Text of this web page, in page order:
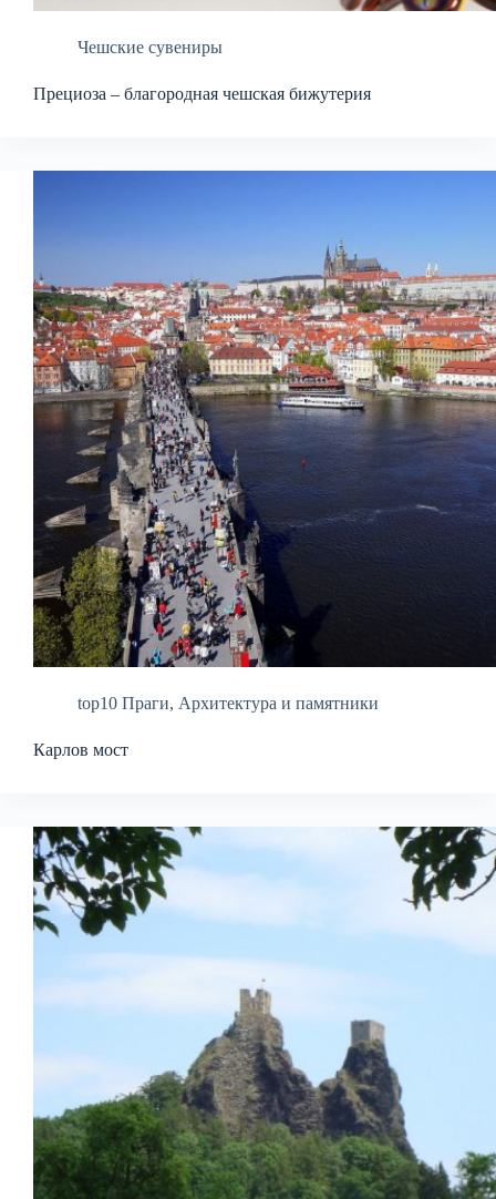
Чешские сувениры
Прециоза – благородная чешская бижутерия
top10 Праги, Архитектура и памятники
Карлов мост